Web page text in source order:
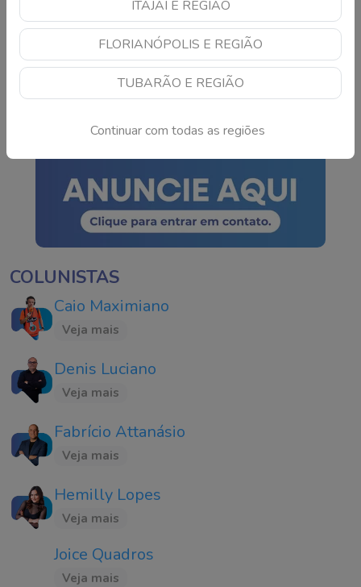
ITAJAÍ E REGIÃO
FLORIANÓPOLIS E REGIÃO
TUBARÃO E REGIÃO
Continuar com todas as regiões
TSE cria conselho para
monitorar IA e fake news
nas eleições de 2026
Continue lendo
COLUNISTAS
Caio Maximiano
Veja mais
Denis Luciano
Veja mais
Fabrício Attanásio
Veja mais
Hemilly Lopes
Veja mais
Joice Quadros
Veja mais